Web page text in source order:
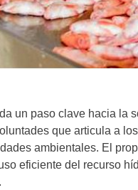
un paso clave hacia la
que articula a
ambientales. El
eficiente del recurso